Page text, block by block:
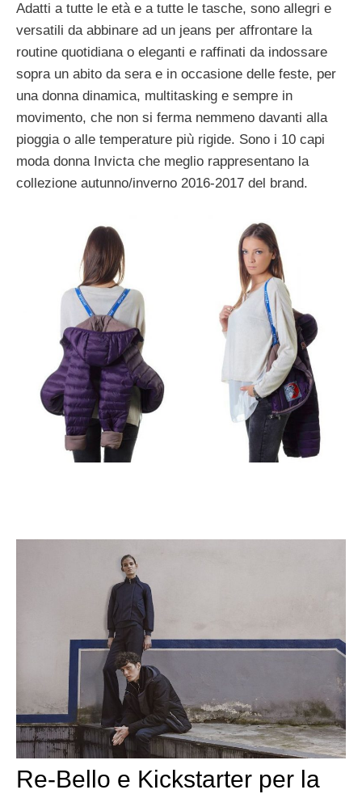
Adatti a tutte le età e a tutte le tasche, sono allegri e
versatili da abbinare ad un jeans per affrontare la
routine quotidiana o eleganti e raffinati da indossare
sopra un abito da sera e in occasione delle feste, per
una donna dinamica, multitasking e sempre in
movimento, che non si ferma nemmeno davanti alla
pioggia o alle temperature più rigide. Sono i 10 capi
moda donna Invicta che meglio rappresentano la
collezione autunno/inverno 2016-2017 del brand.
Re-Bello e Kickstarter per la